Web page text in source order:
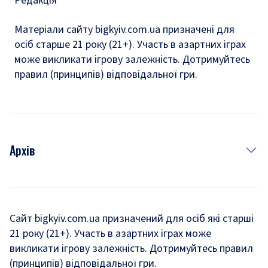
Матеріали сайту bigkyiv.com.ua призначені для
осіб старше 21 року (21+). Участь в азартних іграх
може викликати ігрову залежність. Дотримуйтесь
правил (принципів) відповідальної гри.
Архів
Комуналка
Хроніки війни
Сайт bigkyiv.com.ua призначений для осіб які старші
21 року (21+). Участь в азартних іграх може
викликати ігрову залежність. Дотримуйтесь правил
(принципів) відповідальної гри.